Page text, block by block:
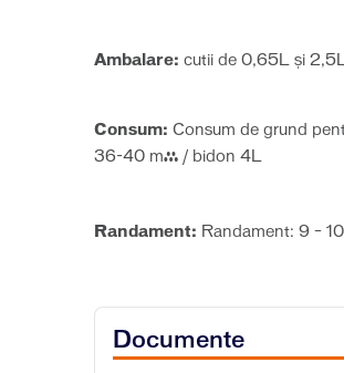
Ambalare: cutii de 0,65L şi
Consum: Consum de grund
36-40 m² / bidon 4L
Randament: Randament: 9 –
Documente